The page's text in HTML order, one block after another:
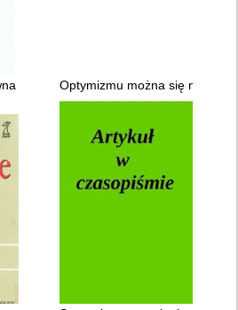
w praktyceOptymizmu można się nauczyć